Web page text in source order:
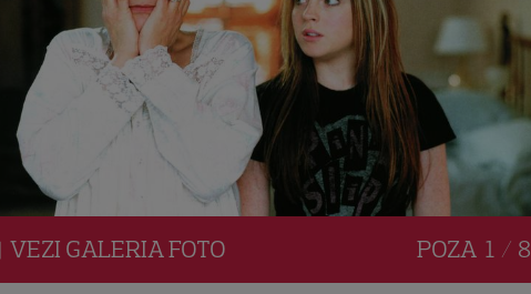
VEZI GALERIAFOTO POZA 1 / 8